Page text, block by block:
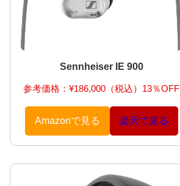
Sennheiser IE 900
参考価格：¥186,000（税込）13％OFF
Amazonで見る 楽天で見る